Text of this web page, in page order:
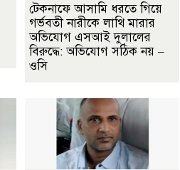
টেকনাফে আসামি ধরতে গিয়ে
গর্ভবতী নারীকে লাথি মারার
অভিযোগ এসআই দুলালের
বিরুদ্ধে: অভিযোগ সঠিক নয় –
ওসি